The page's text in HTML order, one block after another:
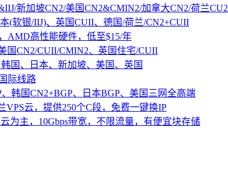
新加坡CN2/美国CN2&CMIN2/加拿大CN2/荷兰CU2
(软银/IIJ)、英国CUII、德国/荷兰/CN2+CUII
AMD高性能硬件，低至$15/年
国CN2/CUII/CMIN2、英国住宅/CUII
国、日本、新加坡、美国、英国
际线路
韩国CN2+BGP、日本BGP、美国三网全高端
VPS云，提供250个C段，免费一键换IP
为主，10Gbps带宽，不限流量，有便宜块存储